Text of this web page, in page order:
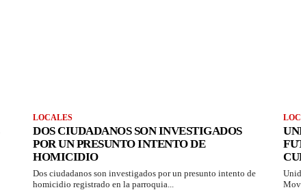
LOCALES
DOS CIUDADANOS SON INVESTIGADOS
POR UN PRESUNTO INTENTO DE
HOMICIDIO
Dos ciudadanos son investigados por un presunto intento de
homicidio registrado en la parroquia...